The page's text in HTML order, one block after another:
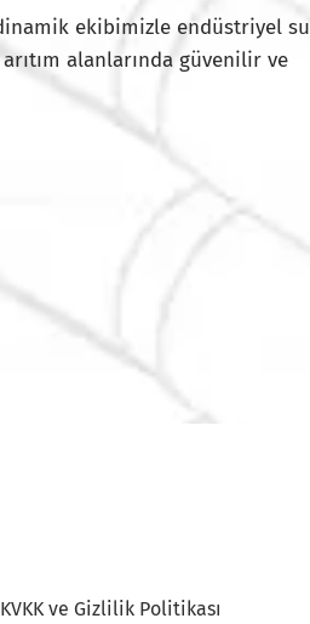
ekibimizle endüstriyel su
alanlarında güvenilir ve
KVKK ve Gizlilik Politikası